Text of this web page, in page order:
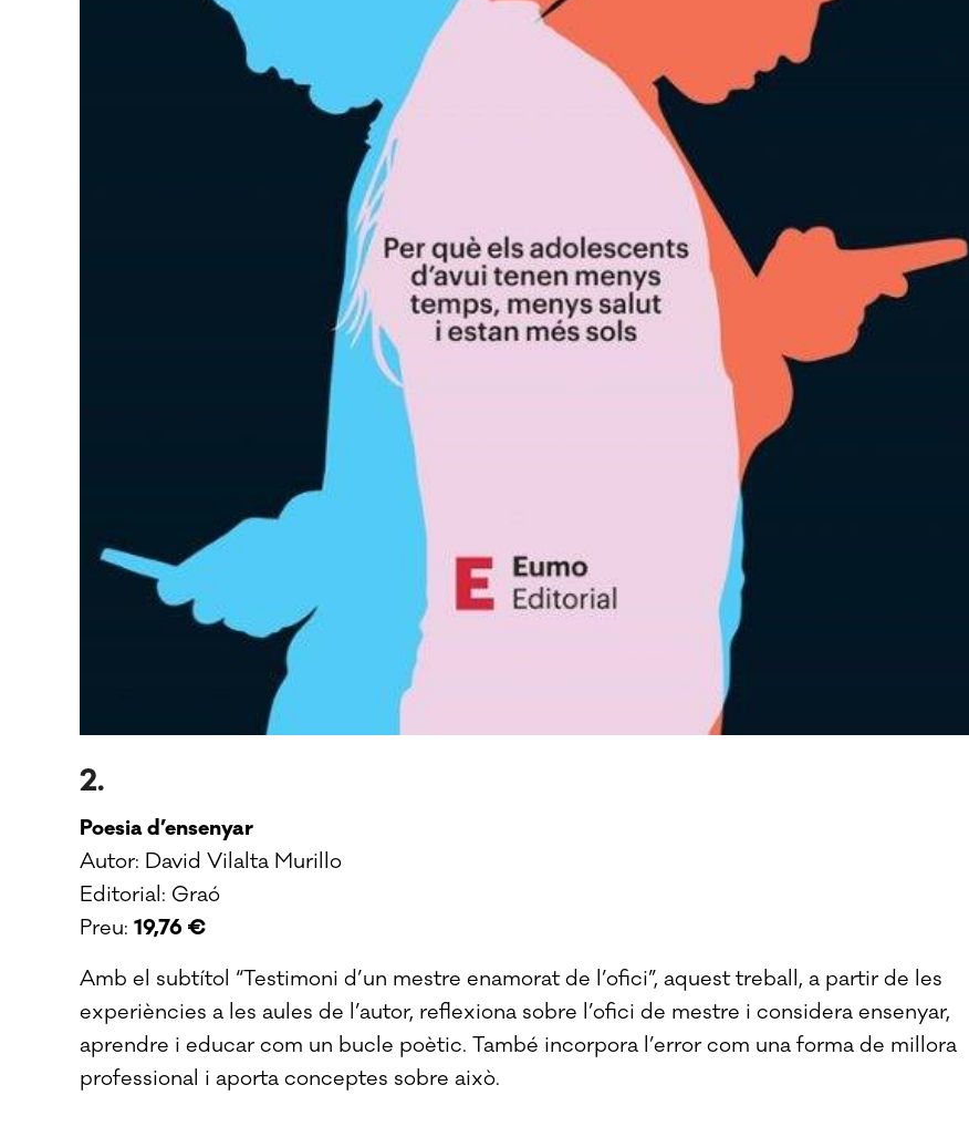
2.
Poesia d’ensenyar
Autor: David Vilalta Murillo
Editorial: Graó
Preu: 19,76 €
Amb el subtítol “Testimoni d’un mestre enamorat de l’ofici”, aquest treball, a partir de les
experiències a les aules de l’autor, reflexiona sobre l’ofici de mestre i considera ensenyar,
aprendre i educar com un bucle poètic. També incorpora l’error com una forma de millora
professional i aporta conceptes sobre això.